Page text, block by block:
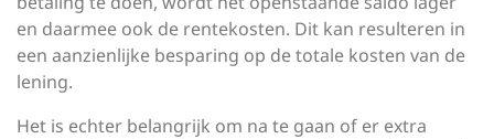
en daarmee ook de rentekosten. Dit kan resulteren in
een aanzienlijke besparing op de totale kosten van de
lening.
Het is echter belangrijk om na te gaan of er extra